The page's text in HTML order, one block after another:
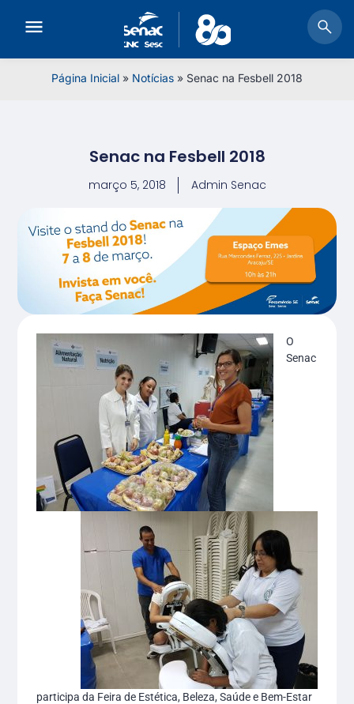
Página Inicial » Notícias » Senac na Fesbell 2018
Senac na Fesbell 2018
março 5, 2018 Admin Senac
O
Senac
participa da Feira de Estética, Beleza, Saúde e Bem-Estar